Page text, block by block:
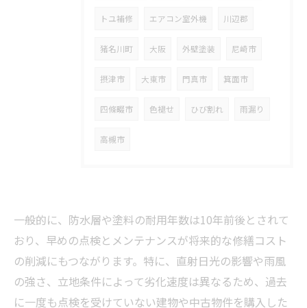
トユ補修 エアコン室外機 川辺郡
猪名川町 大阪 外壁塗装 尼崎市
摂津市 大東市 門真市 箕面市
四條畷市 色褪せ ひび割れ 雨漏り
高槻市
一般的に、防水層や塗料の耐用年数は10年前後とされて
おり、早めの点検とメンテナンスが将来的な修繕コスト
の削減にもつながります。特に、直射日光の影響や雨風
の強さ、立地条件によって劣化速度は異なるため、過去
に一度も点検を受けていない建物や中古物件を購入した